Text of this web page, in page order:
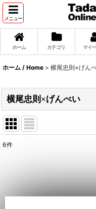
メニュー
ホーム カテゴリ マイ
ホーム / Home > 横尾忠則×げん
横尾忠則×げんべい
6件